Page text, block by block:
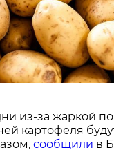
из-за жаркой
картофеля
сообщили в